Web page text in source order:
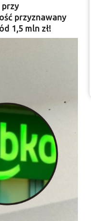
przy
przyznawany
1,5 mln zł!